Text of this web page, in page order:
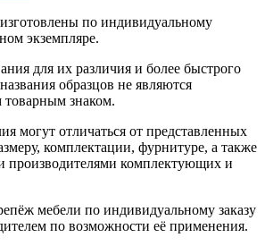
по индивидуальному
экземпляре.
для их различия и более быстрого
образцов не являются
товарным знаком.
могут отличаться от представленных
комплектации, фурнитуре, а также
производителями комплектующих и
мебели по индивидуальному заказу
по возможности её применения.